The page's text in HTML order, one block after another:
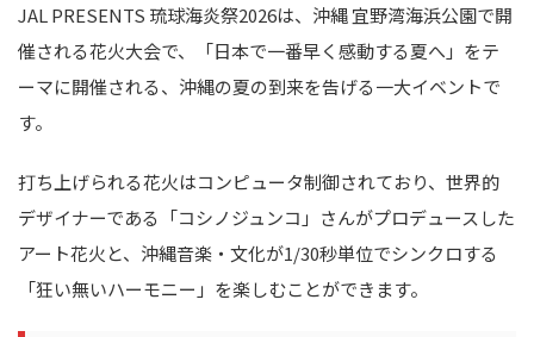
JAL PRESENTS 琉球海炎祭2026は、沖縄 宜野湾海浜公園で開
催される花火大会で、「日本で一番早く感動する夏へ」をテ
ーマに開催される、沖縄の夏の到来を告げる一大イベントで
す。
打ち上げられる花火はコンピュータ制御されており、世界的
デザイナーである「コシノジュンコ」さんがプロデュースした
アート花火と、沖縄音楽・文化が1/30秒単位でシンクロする
「狂い無いハーモニー」を楽しむことができます。